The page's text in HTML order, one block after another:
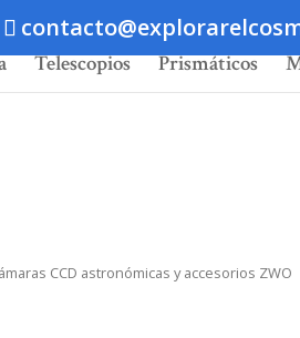
Telescopios Prismáticos
CCD astronómicas y accesorios ZWO